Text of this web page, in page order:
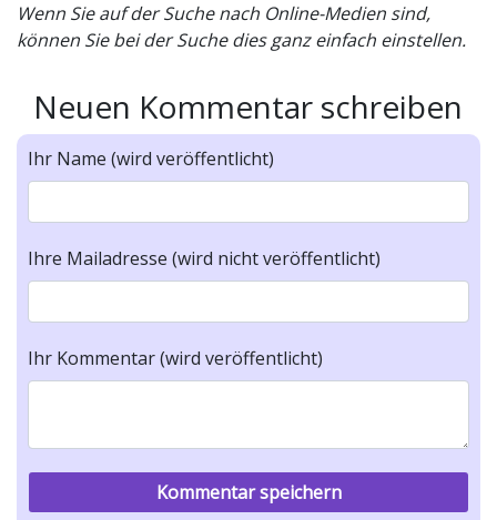
Wenn Sie auf der Suche nach Online-Medien sind,
können Sie bei der Suche dies ganz einfach einstellen.
Neuen Kommentar schreiben
Ihr Name (wird veröffentlicht)
Ihre Mailadresse (wird nicht veröffentlicht)
Ihr Kommentar (wird veröffentlicht)